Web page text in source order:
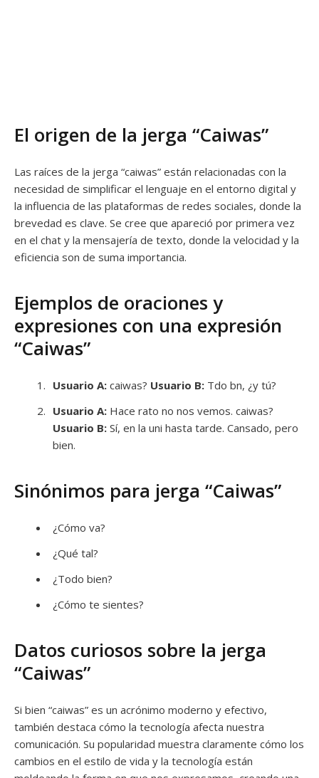
El origen de la jerga “Caiwas”
Las raíces de la jerga “caiwas” están relacionadas con la
necesidad de simplificar el lenguaje en el entorno digital y
la influencia de las plataformas de redes sociales, donde la
brevedad es clave. Se cree que apareció por primera vez
en el chat y la mensajería de texto, donde la velocidad y la
eficiencia son de suma importancia.
Ejemplos de oraciones y
expresiones con una expresión
“Caiwas”
Usuario A: caiwas? Usuario B: Tdo bn, ¿y tú?
Usuario A: Hace rato no nos vemos. caiwas?
Usuario B: Sí, en la uni hasta tarde. Cansado, pero
bien.
Sinónimos para jerga “Caiwas”
¿Cómo va?
¿Qué tal?
¿Todo bien?
¿Cómo te sientes?
Datos curiosos sobre la jerga
“Caiwas”
Si bien “caiwas” es un acrónimo moderno y efectivo,
también destaca cómo la tecnología afecta nuestra
comunicación. Su popularidad muestra claramente cómo los
cambios en el estilo de vida y la tecnología están